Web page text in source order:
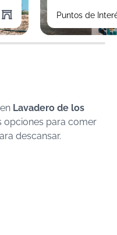
Puntos de
Lavadero de los
opciones para comer
descansar.